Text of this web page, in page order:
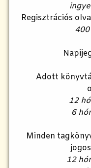
Regisztrációs
Adott
12
6
Minden
12